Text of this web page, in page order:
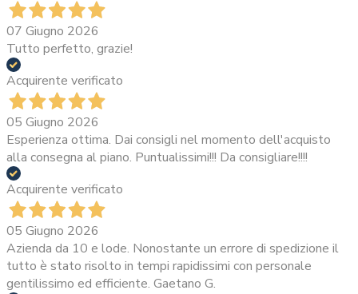
07 Giugno 2026
Tutto perfetto, grazie!
Acquirente verificato
05 Giugno 2026
Esperienza ottima. Dai consigli nel momento dell'acquisto
alla consegna al piano. Puntualissimi!!! Da consigliare!!!!
Acquirente verificato
05 Giugno 2026
Azienda da 10 e lode. Nonostante un errore di spedizione il
tutto è stato risolto in tempi rapidissimi con personale
gentilissimo ed efficiente. Gaetano G.